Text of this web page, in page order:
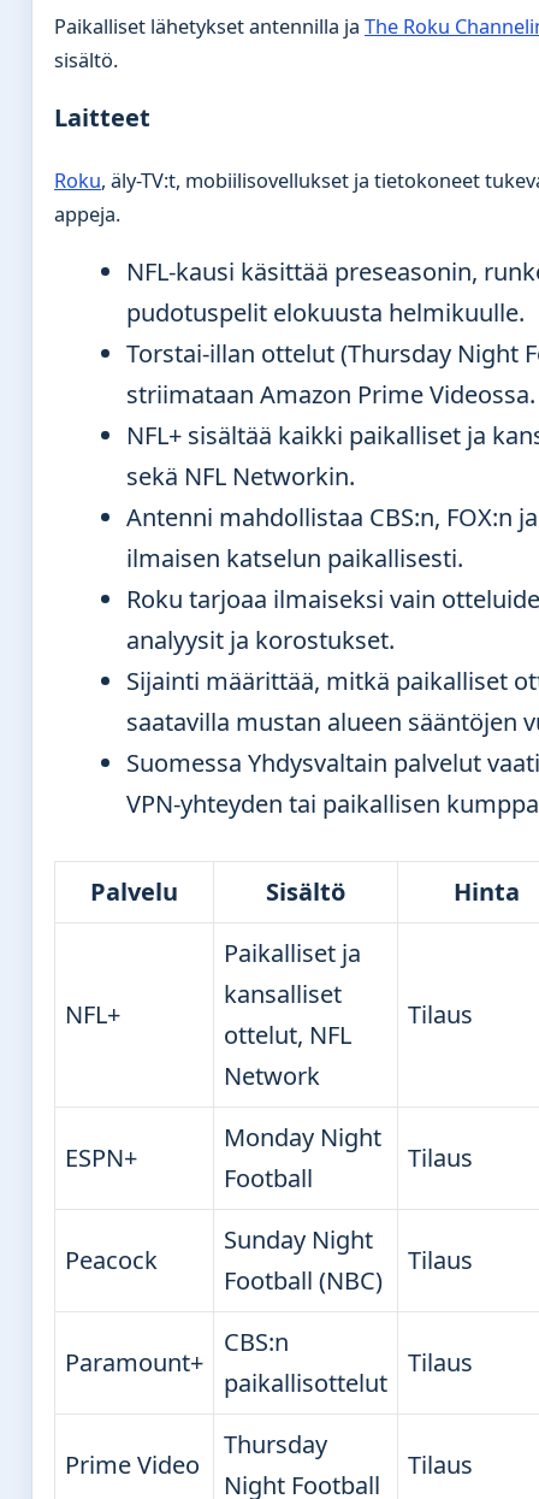
Paikalliset lähetykset antennilla ja The Roku
sisältö.
Laitteet
Roku, äly-TV:t, mobiilisovellukset ja tietokoneet
appeja.
NFL-kausi käsittää preseasonin,
pudotuspelit elokuusta helmikuulle.
Torstai-illan ottelut (Thursday Night
striimataan Amazon Prime Videossa.
NFL+ sisältää kaikki paikalliset ja
sekä NFL Networkin.
Antenni mahdollistaa CBS:n, FOX:n
ilmaisen katselun paikallisesti.
Roku tarjoaa ilmaiseksi vain
analyysit ja korostukset.
Sijainti määrittää, mitkä paikalliset
saatavilla mustan alueen sääntöjen
Suomessa Yhdysvaltain palvelut
VPN-yhteyden tai paikallisen
Palvelu Sisältö Hinta
NFL+
Paikalliset ja
kansalliset
ottelut, NFL
Network
Tilaus
ESPN+
Monday Night
Football
Tilaus
Peacock
Sunday Night
Football (NBC)
Tilaus
Paramount+
CBS:n
paikallisottelut
Tilaus
Prime Video
Thursday
Night Football
Tilaus